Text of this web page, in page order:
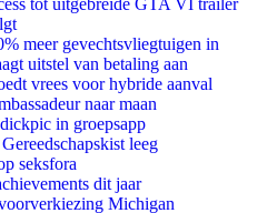
tot uitgebreide GTA VI trailer
meer gevechtsvliegtuigen in
uitstel van betaling aan
vrees voor hybride aanval
naar maan
in groepsapp
leeg
seksfora
dit jaar
Michigan